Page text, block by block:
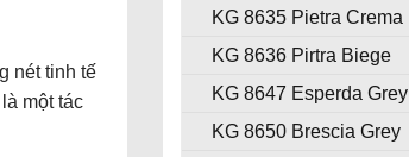
KG 8635 Pietra Crema
KG 8636 Pirtra Biege
KG 8647 Esperda Grey
KG 8650 Brescia Grey
nét tinh tế
một tác